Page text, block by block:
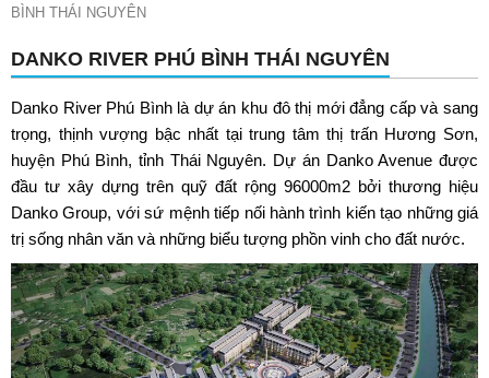
BÌNH THÁI NGUYÊN
DANKO RIVER PHÚ BÌNH THÁI NGUYÊN
Danko River Phú Bìnhlà dự án khu đô thị mới đẳng cấp và sang
trọng, thịnh vượng bậc nhất tại trung tâm thị trấn Hương Sơn,
huyện Phú Bình, tỉnh Thái Nguyên. Dự án Danko Avenue được
đầu tư xây dựng trên quỹ đất rộng 96000m2 bởi thương hiệu
Danko Group, với sứ mệnh tiếp nối hành trình kiến tạo những giá
trị sống nhân văn và những biểu tượng phồn vinh cho đất nước.